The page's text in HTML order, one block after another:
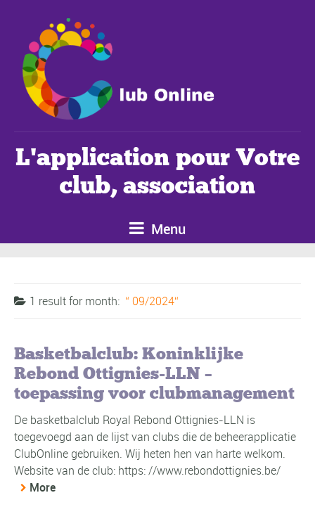
L'application pour Votre
club, association
Menu
1 result formonth: 09/2024
Basketbalclub: Koninklijke
Rebond Ottignies-LLN –
toepassing voor clubmanagement
De basketbalclub Royal Rebond Ottignies-LLN is
toegevoegd aan de lijst van clubs die de beheerapplicatie
ClubOnline gebruiken. Wij heten hen van harte welkom.
Website van de club: https: //www.rebondottignies.be/
More